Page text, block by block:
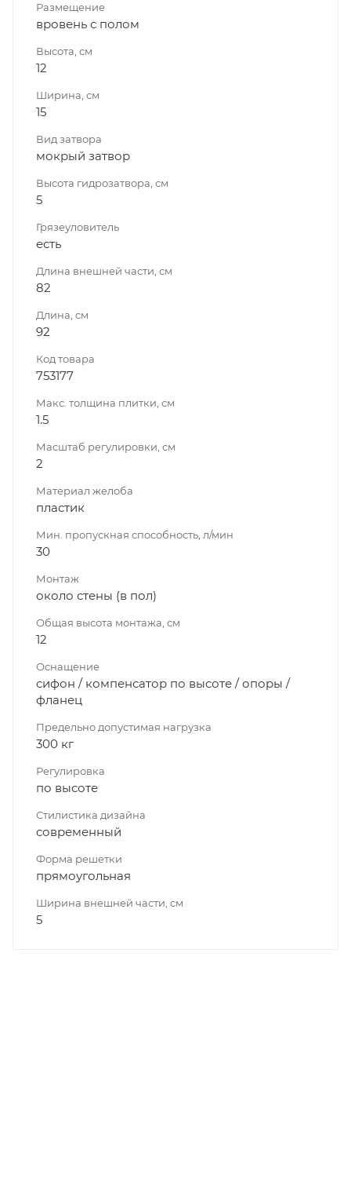
Размещение
вровень с полом
Высота, см
12
Ширина, см
15
Вид затвора
мокрый затвор
Высота гидрозатвора, см
5
Грязеуловитель
есть
Длина внешней части, см
82
Длина, см
92
Код товара
753177
Макс. толщина плитки, см
1.5
Масштаб регулировки, см
2
Материал желоба
пластик
Мин. пропускная способность, л/мин
30
Монтаж
около стены (в пол)
Общая высота монтажа, см
12
Оснащение
сифон / компенсатор по высоте / опоры /
фланец
Предельно допустимая нагрузка
300 кг
Регулировка
по высоте
Стилистика дизайна
современный
Форма решетки
прямоугольная
Ширина внешней части, см
5